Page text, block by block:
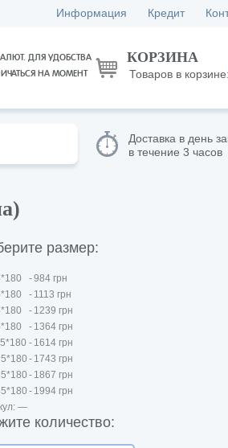
ДЛЯ УДОБСТВА
НА МОМЕНТ
Информация Кредит
КОРЗИНА
Товаров в корзине:
Доставка в день
в течение 3 часов
размер:
-984 грн
- 1113 грн
- 1239 грн
- 1364 грн
- 1614 грн
- 1743 грн
- 1867 грн
- 1994 грн
—
количество: